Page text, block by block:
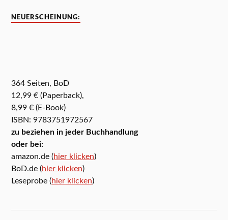
NEUERSCHEINUNG:
364 Seiten, BoD
12,99 € (Paperback),
8,99 € (E-Book)
ISBN: 9783751972567
zu beziehen in jeder Buchhandlung
oder bei:
amazon.de (hier klicken)
BoD.de (hier klicken)
Leseprobe (hier klicken)